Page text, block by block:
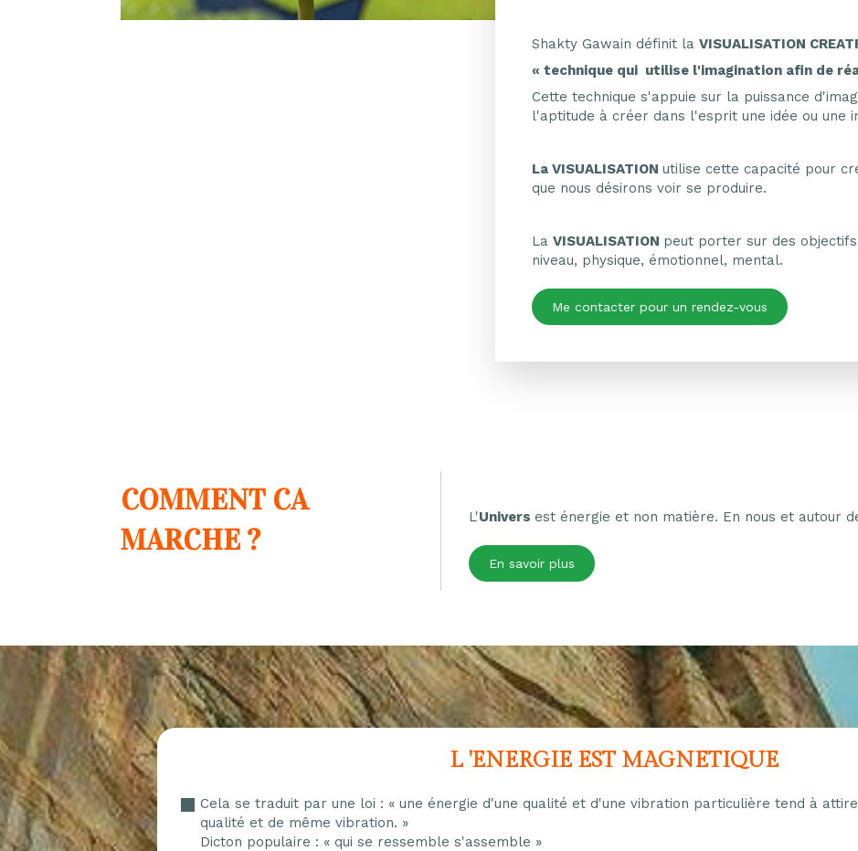
Shakty Gawain définit la VISUALISATION
« technique qui utilise l'imagination afin de
Cette technique s'appuie sur la puissance
l'aptitude à créer dans l'esprit une idée ou une
La VISUALISATION utilise cette capacité pour
que nous désirons voir se produire.
La VISUALISATION peut porter sur des
niveau, physique, émotionnel, mental.
Me contacter pour un rendez-vous
COMMENT CA
MARCHE ?
L'Univers est énergie et non matière. En nous et autour
En savoir plus
L 'ENERGIE EST MAGNETIQUE
Cela se traduit par une loi : « une énergie d'une qualité et d'une vibration particulière tend à
qualité et de même vibration. »
Dicton populaire : « qui se ressemble s'assemble »